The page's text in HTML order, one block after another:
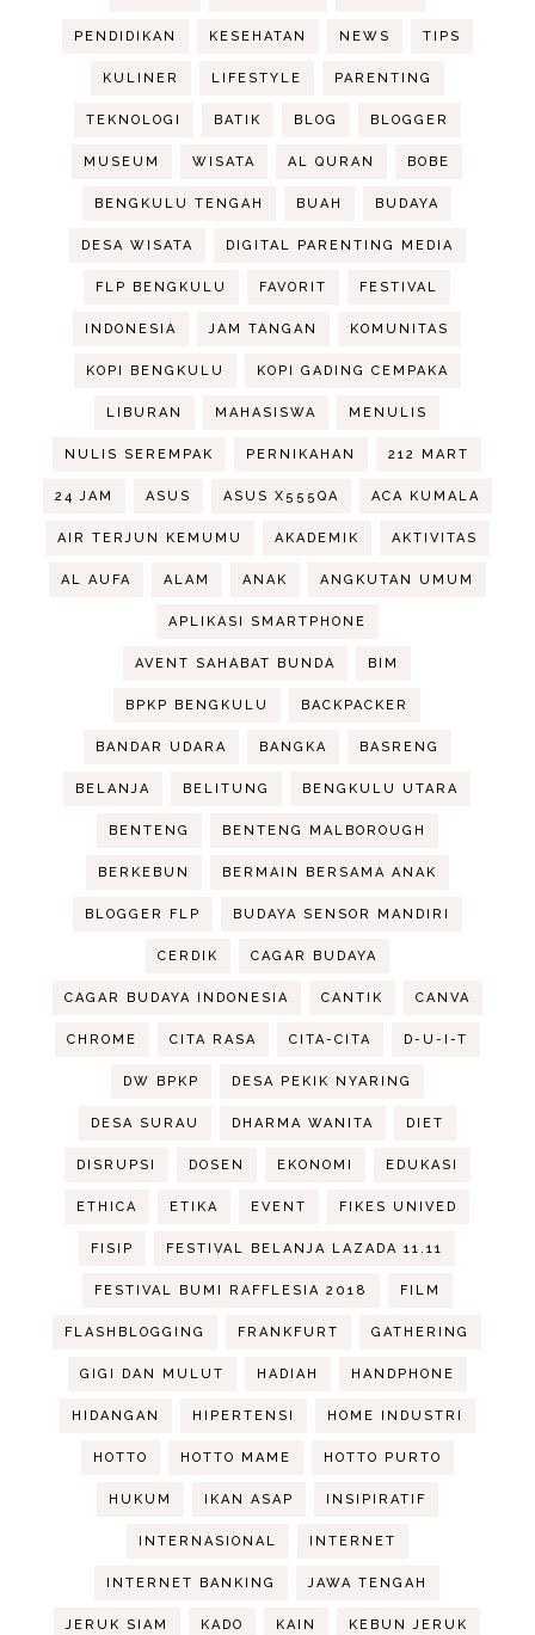
PENDIDIKAN KESEHATAN NEWS TIPS
KULINER LIFESTYLE PARENTING
TEKNOLOGI BATIK BLOG BLOGGER
MUSEUM WISATA AL QURAN BOBE
BENGKULU TENGAH BUAH BUDAYA
DESA WISATA DIGITAL PARENTING MEDIA
FLP BENGKULU FAVORIT FESTIVAL
INDONESIA JAM TANGAN KOMUNITAS
KOPI BENGKULU KOPI GADING CEMPAKA
LIBURAN MAHASISWA MENULIS
NULIS SEREMPAK PERNIKAHAN 212 MART
24 JAM ASUS ASUS X555QA ACA KUMALA
AIR TERJUN KEMUMU AKADEMIK AKTIVITAS
AL AUFA ALAM ANAK ANGKUTAN UMUM
APLIKASI SMARTPHONE
AVENT SAHABAT BUNDA BIM
BPKP BENGKULU BACKPACKER
BANDAR UDARA BANGKA BASRENG
BELANJA BELITUNG BENGKULU UTARA
BENTENG BENTENG MALBOROUGH
BERKEBUN BERMAIN BERSAMA ANAK
BLOGGER FLP BUDAYA SENSOR MANDIRI
CERDIK CAGAR BUDAYA
CAGAR BUDAYA INDONESIA CANTIK CANVA
CHROME CITA RASA CITA-CITA D-U-I-T
DW BPKP DESA PEKIK NYARING
DESA SURAU DHARMA WANITA DIET
DISRUPSI DOSEN EKONOMI EDUKASI
ETHICA ETIKA EVENT FIKES UNIVED
FISIP FESTIVAL BELANJA LAZADA 11.11
FESTIVAL BUMI RAFFLESIA 2018 FILM
FLASHBLOGGING FRANKFURT GATHERING
GIGI DAN MULUT HADIAH HANDPHONE
HIDANGAN HIPERTENSI HOME INDUSTRI
HOTTO HOTTO MAME HOTTO PURTO
HUKUM IKAN ASAP INSIPIRATIF
INTERNASIONAL INTERNET
INTERNET BANKING JAWA TENGAH
JERUK SIAM KADO KAIN KEBUN JERUK